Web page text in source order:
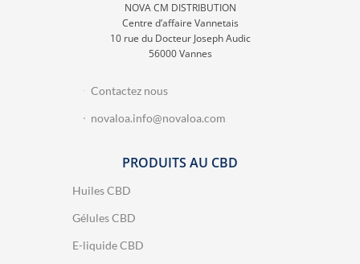
NOVA CM DISTRIBUTION
Centre d’affaire Vannetais
10 rue du Docteur Joseph Audic
56000 Vannes
Contactez nous
novaloa.info@novaloa.com
PRODUITS AU CBD
Huiles CBD
Gélules CBD
E-liquide CBD